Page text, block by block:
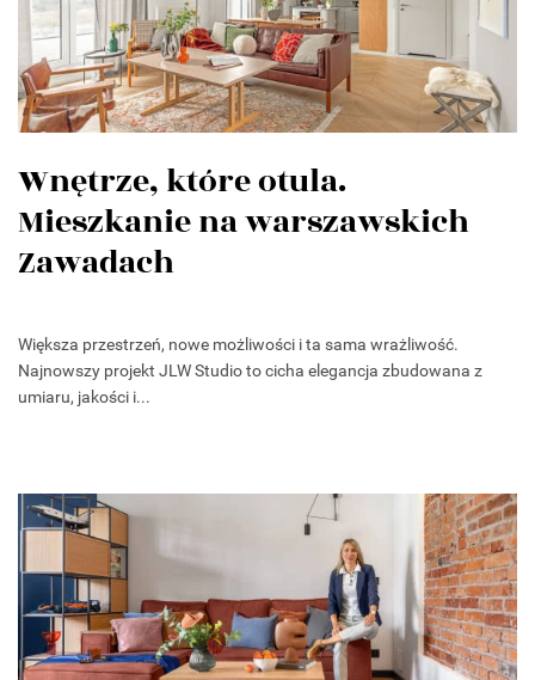
Wnętrze, które otula.
Mieszkanie na warszawskich
Zawadach
Większa przestrzeń, nowe możliwości i ta sama wrażliwość.
Najnowszy projekt JLW Studio to cicha elegancja zbudowana z
umiaru, jakości i...